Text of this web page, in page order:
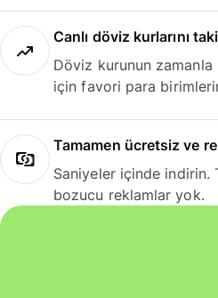
Canlı döviz kurlarını
Döviz kurunun
için favori para
Tamamen ücretsiz ve
Saniyeler içinde indirin.
bozucu reklamlar yok.